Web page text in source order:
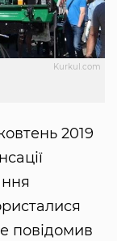
Kurkul.com
2019
повідомив